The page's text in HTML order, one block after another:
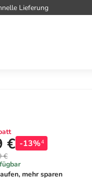
Lieferung
€ -13%4
€
mehr sparen